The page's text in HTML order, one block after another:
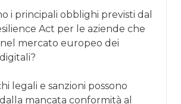
i principali obblighi previsti dal
Act per le aziende che
mercato europeo dei
legali e sanzioni possono
mancata conformità al